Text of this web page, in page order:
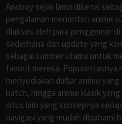
Anoboy sejak lama dikenal
pengalaman menonton anime
diakses oleh para penggemar
sederhana dan update yang
sebagai sumber utama untuk
favorit mereka. Popularitasnya
menyediakan daftar anime
batch, hingga anime klasik
situs lain yang konsepnya
navigasi yang mudah dipahami